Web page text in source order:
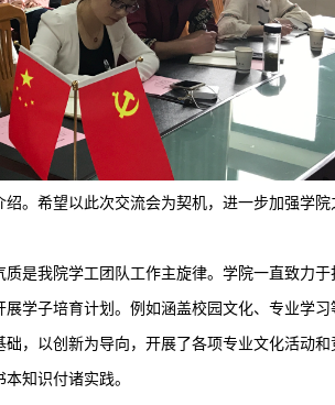
。希望以此次交流会为契机，进一步加强学
是我院学工团队工作主旋律。学院一直致力
学子培育计划。例如涵盖校园文化、专业学习
，以创新为导向，开展了各项专业文化活动
知识付诸实践。